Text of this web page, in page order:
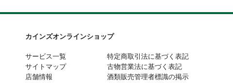
カインズオンラインショップ
サービス一覧
サイトマップ
店舗情報
特定商取引法に基づく表記
古物営業法に基づく表記
酒類販売管理者標識の掲示